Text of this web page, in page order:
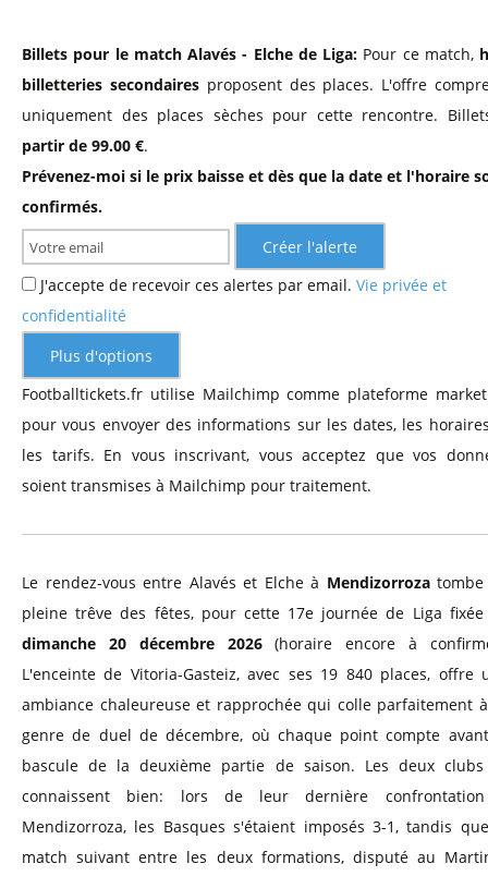
Billets pour le match Alavés - Elche de Liga: Pour ce match,
billetteries secondairesproposent des places. L'offre
uniquement des places sèches pour cette rencontre.
partir de 99.00 €.
Prévenez-moi si le prix baisse et dès que la date et l'horaire
confirmés.
Créer l'alerte
J'accepte de recevoir ces alertes par email. Vie privée et
confidentialité
Plus d'options
Footballtickets.fr utilise Mailchimp comme plateforme
pour vous envoyer des informations sur les dates, les
les tarifs. En vous inscrivant, vous acceptez que vos
soient transmises à Mailchimp pour traitement.
Le rendez-vous entre Alavés et Elche à Mendizorrozatombe
pleine trêve des fêtes, pour cette 17e journée de Liga
dimanche 20 décembre 2026(horaire encore à
L'enceinte de Vitoria-Gasteiz, avec ses 19 840 places, offre
ambiance chaleureuse et rapprochée qui colle parfaitement
genre de duel de décembre, où chaque point compte
bascule de la deuxième partie de saison. Les deux
connaissent bien: lors de leur dernière
Mendizorroza, les Basques s'étaient imposés 3-1, tandis
match suivant entre les deux formations, disputé au